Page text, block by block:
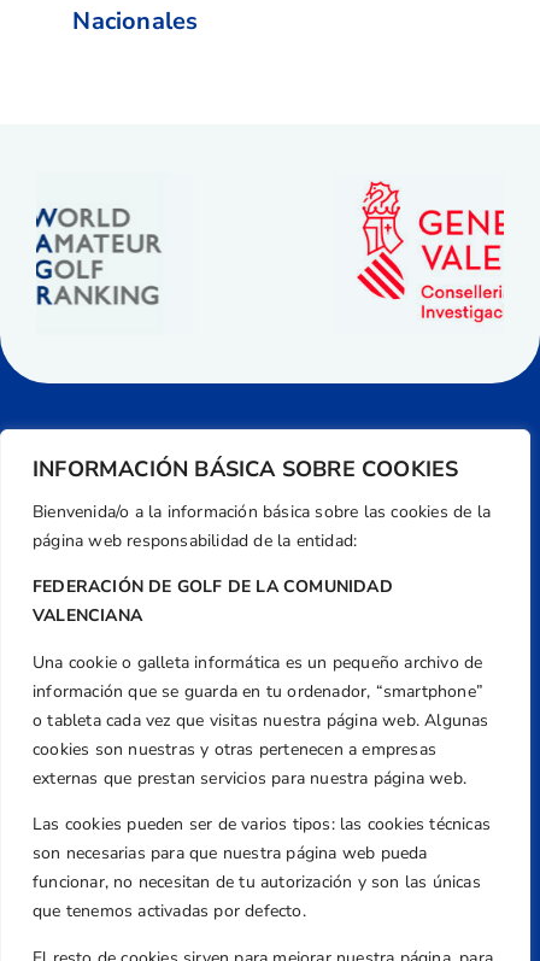
INFORMACIÓN BÁSICA SOBRE COOKIES
Bienvenida/o a la información básica sobre las cookies de la
página web responsabilidad de la entidad:
FEDERACIÓN DE GOLF DE LA COMUNIDAD
VALENCIANA
Una cookie o galleta informática es un pequeño archivo de
información que se guarda en tu ordenador, “smartphone”
o tableta cada vez que visitas nuestra página web. Algunas
cookies son nuestras y otras pertenecen a empresas
externas que prestan servicios para nuestra página web.
Las cookies pueden ser de varios tipos: las cookies técnicas
son necesarias para que nuestra página web pueda
funcionar, no necesitan de tu autorización y son las únicas
que tenemos activadas por defecto.
Nacionales
Dirección
Centre de L´Esport, Carrer d'Isaac Peral i
Caballero, Nº 5, Despachos 2 y 3, 46980,
Valencia
Teléfono
+34 961 367 799
Email
federacion@golfcv.com